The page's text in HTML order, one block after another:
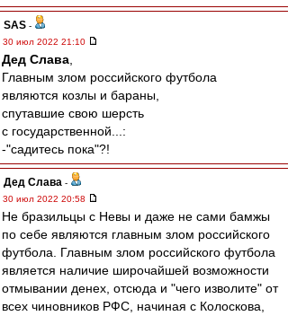
SAS -
30 июл 2022 21:10
Дед Слава
Главным злом российского футбола
являются козлы и бараны,
спутавшие свою шерсть
с государственной...:
-"садитесь пока"?!
Дед Слава -
30 июл 2022 20:58
Не бразильцы с Невы и даже не сами бамжы
по себе являются главным злом российского
футбола. Главным злом российского футбола
является наличие широчайшей возможности
отмывании денех, отсюда и "чего изволите" от
всех чиновников РФС, начиная с Колоскова,